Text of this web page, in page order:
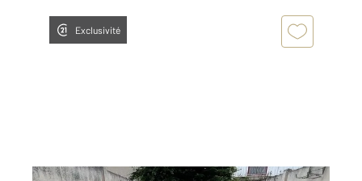
Exclusivité